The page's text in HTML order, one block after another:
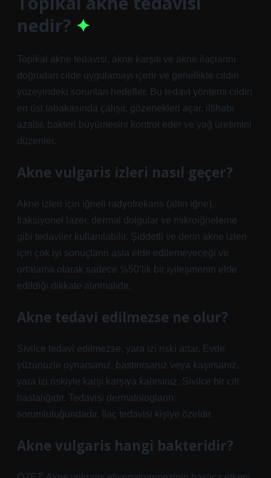
nedir?
Topikal akne tedavisi, akne karşıtı ve akne ilaçlarını
doğrudan cilde uygulamayı içerir ve genellikle cildin
yüzeyindeki sorunları hedefler. Bu tedavi yöntemi cildin
en üst tabakasında çalışır, gözenekleri açar, iltihabı
azaltır, bakteri büyümesini kontrol eder ve yağ üretimini
düzenler.
Akne vulgaris izleri nasıl geçer?
Akne izleri için iğneli radyofrekans (altın iğne),
fraksiyonel lazer, dermal dolgular ve mikroiğneleme
gibi tedaviler kullanılabilir. Şiddetli ve derin akne izleri
için çok iyi sonuçların asla elde edilemeyeceği ve
ortalama olarak sadece %50’lik bir iyileşmenin elde
edildiği dikkate alınmalıdır.
Akne tedavi edilmezse ne olur?
Sivilce tedavi edilmezse, yara izi riski artar. Evde
yüzünüzle oynarsanız, bastırırsanız veya kaşırsanız,
yara izi riskiyle karşı karşıya kalırsınız. Sivilce bir cilt
hastalığıdır. Tedavisi dermatologların
sorumluluğundadır. İlaç tedavisi kişiye özeldir.
Akne vulgaris hangi bakteridir?